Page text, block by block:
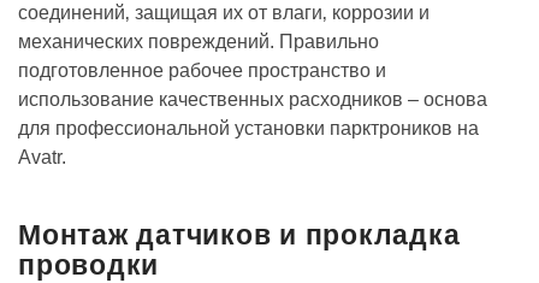
соединений‚ защищая их от влаги‚ коррозии и
механических повреждений. Правильно
подготовленное рабочее пространство и
использование качественных расходников – основа
для профессиональной установки парктроников на
Avatr.
Монтаж датчиков и прокладка
проводки